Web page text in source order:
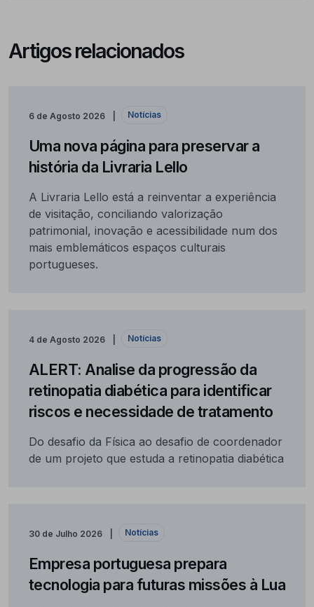
Artigos relacionados
6 de Agosto 2026 Notícias
Uma nova página para preservar a
história da Livraria Lello
A Livraria Lello está a reinventar a experiência
de visitação, conciliando valorização
patrimonial, inovação e acessibilidade num dos
mais emblemáticos espaços culturais
portugueses.
4 de Agosto 2026 Notícias
ALERT: Analise da progressão da
retinopatia diabética para identificar
riscos e necessidade de tratamento
Do desafio da Física ao desafio de coordenador
de um projeto que estuda a retinopatia diabética
30 de Julho 2026 Notícias
Empresa portuguesa prepara
tecnologia para futuras missões à Lua